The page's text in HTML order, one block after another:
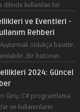
dilinde kullanılan bir
ve Eventleri -
Rehberi
oldukça basittir.
Bir butonun
2024: Güncel
Giriş: C# programlama
ve kullanıcıların